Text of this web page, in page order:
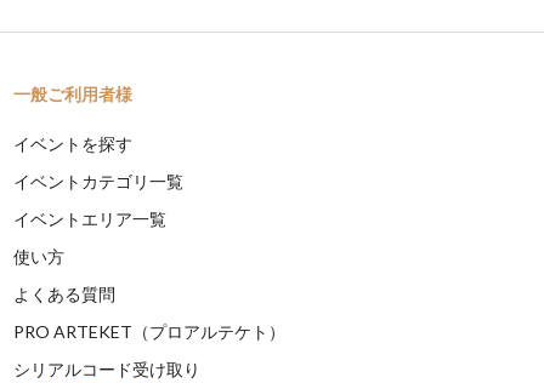
一般ご利用者様
イベントを探す
イベントカテゴリ一覧
イベントエリア一覧
使い方
よくある質問
PRO ARTEKET（プロアルテケト）
シリアルコード受け取り